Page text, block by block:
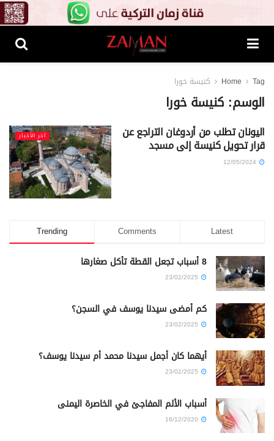
Home Tag كنيسة خورا
الوسم: كنيسة خورا
آخر الأخبار اليونان تطلب من أردوغان التراجع عن
قرار تحويل كنيسة إلى مسجد
Trending Comments Latest
8 أسباب تجعل القطة تأكل صغارها
كم أمضى سيدنا يوسف في السجن؟
أيهما كان أجمل سيدنا محمد أم سيدنا يوسف؟
أسباب الألم المفاجئ في الخاصرة اليمنى